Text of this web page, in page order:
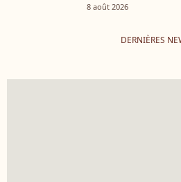
8 août 2026
DERNIÈRES